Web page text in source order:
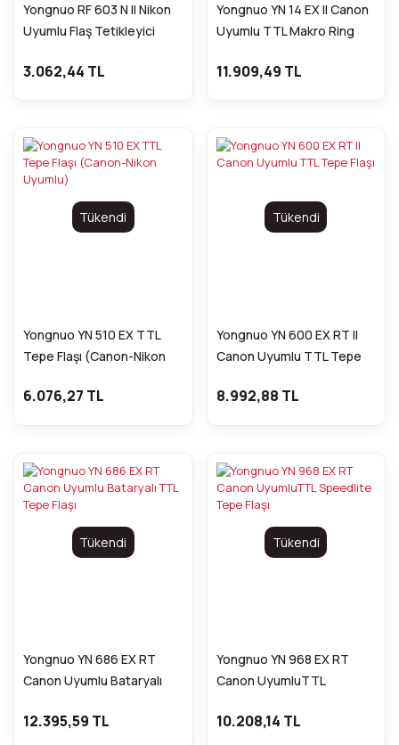
Yongnuo RF 603 N II Nikon
Uyumlu Flaş Tetikleyici
3.062,44 TL
Yongnuo YN 14 EX II Canon
Uyumlu TTL Makro Ring
11.909,49 TL
Tükendi
Yongnuo YN 510 EX TTL
Tepe Flaşı (Canon-Nikon
6.076,27 TL
Tükendi
Yongnuo YN 600 EX RT II
Canon Uyumlu TTL Tepe
8.992,88 TL
Tükendi
Yongnuo YN 686 EX RT
Canon Uyumlu Bataryalı
12.395,59 TL
Tükendi
Yongnuo YN 968 EX RT
Canon UyumluTTL
10.208,14 TL